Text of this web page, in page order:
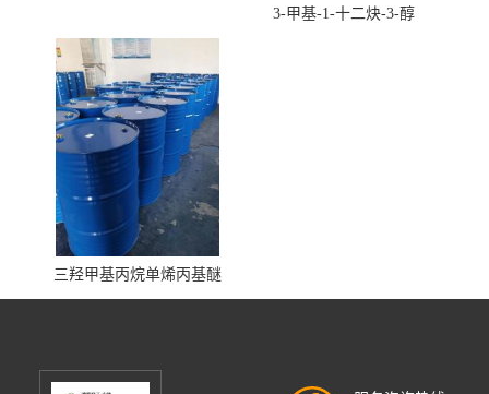
3-甲基-1-十二炔-3-醇
三羟甲基丙烷单烯丙基醚